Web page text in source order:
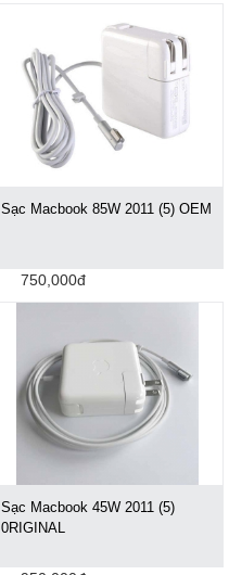
Sạc Macbook 85W 2011 (5) OEM
750,000đ
Sạc Macbook 45W 2011 (5)
0RIGINAL